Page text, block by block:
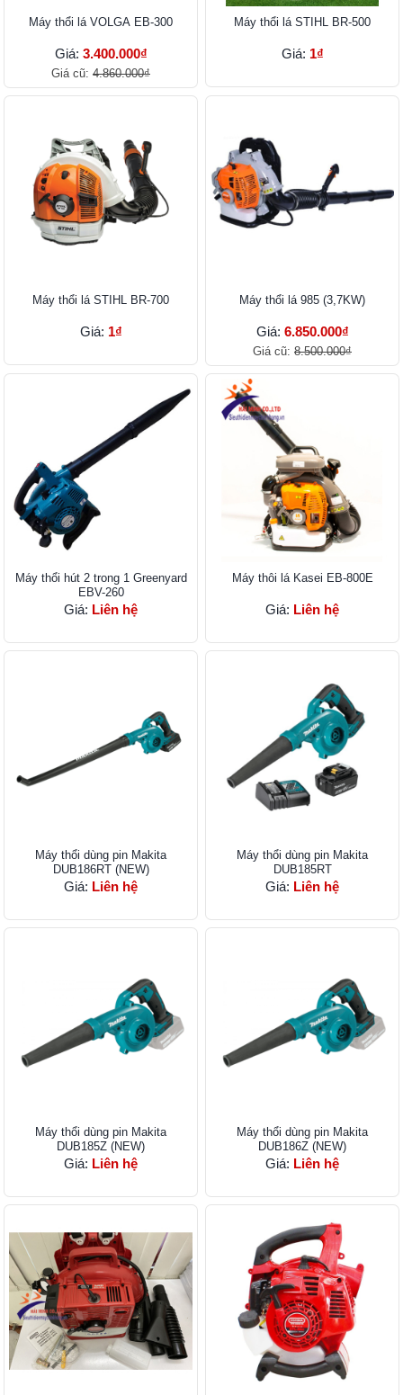
Máy thổi lá VOLGA EB-300
Giá: 3.400.000₫
Giá cũ: 4.860.000₫
Máy thổi lá STIHL BR-500
Giá: 1₫
Máy thổi lá STIHL BR-700
Giá: 1₫
Máy thổi lá 985 (3,7KW)
Giá: 6.850.000₫
Giá cũ: 8.500.000₫
Máy thổi hút 2 trong 1 Greenyard
EBV-260
Giá: Liên hệ
Máy thôi lá Kasei EB-800E
Giá: Liên hệ
Máy thổi dùng pin Makita
DUB186RT (NEW)
Giá: Liên hệ
Máy thổi dùn​g pin Makita
DUB185RT
Giá: Liên hệ
Máy thổi dùng pin Makita
DUB185Z (NEW)
Giá: Liên hệ
Máy thổi dùng​ pin Makita
DUB186Z (NEW)
Giá: Liên hệ